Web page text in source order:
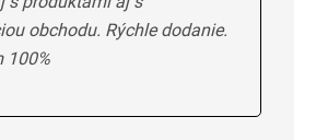
obchodu. Rýchle dodanie.
100%